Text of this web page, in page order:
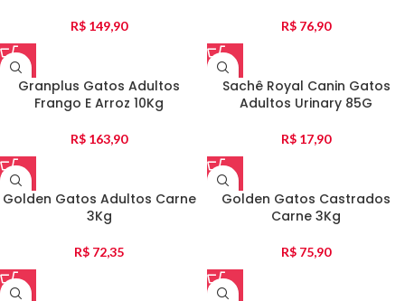
R$ 149,90 R$ 76,90
Granplus Gatos Adultos
Frango E Arroz 10Kg
R$ 163,90
Sachê Royal Canin Gatos
Adultos Urinary 85G
R$ 17,90
Golden Gatos Adultos Carne
3Kg
R$ 72,35
Golden Gatos Castrados
Carne 3Kg
R$ 75,90